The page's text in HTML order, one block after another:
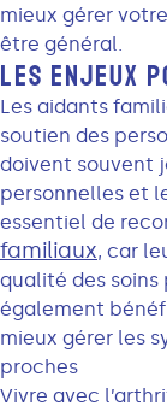
mieux gérer
être général.
LES ENJEUX
Les aidants
soutien des
doivent souvent
personnelles et
essentiel de
familiaux, car
qualité des soins
également
mieux gérer les
proches
Vivre avec